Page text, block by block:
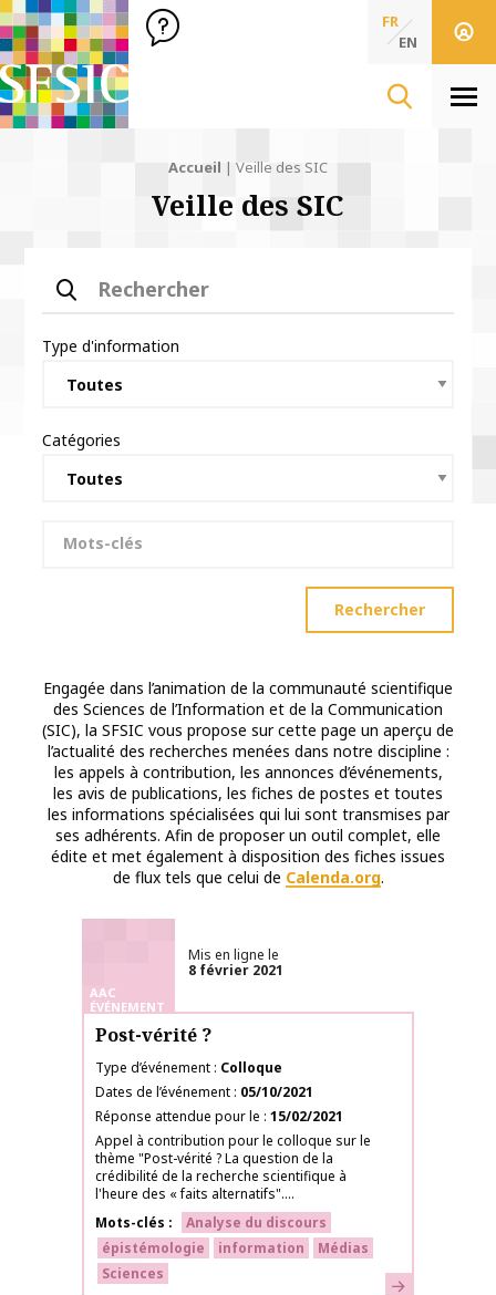
SFSIC Société Française des Sciences de l'Information & de
Société Française des Sciences
de l'Information
FR
EN
Accueil | Veille des SIC
Veille des SIC
Rechercher
Type d'information
Catégories
Mots-clés
Rechercher
Engagée dans l’animation de la communauté scientifique
des Sciences de l’Information et de la Communication
(SIC), la SFSIC vous propose sur cette page un aperçu de
l’actualité des recherches menées dans notre discipline :
les appels à contribution, les annonces d’événements,
les avis de publications, les fiches de postes et toutes
les informations spécialisées qui lui sont transmises par
ses adhérents. Afin de proposer un outil complet, elle
édite et met également à disposition des fiches issues
de flux tels que celui de Calenda.org.
AAC
ÉVÉNEMENT
Mis en ligne le
8 février 2021
Post-vérité ?
Type d’événement Colloque
Dates de l’événement 05/10/2021
Réponse attendue pour le 15/02/2021
Appel à contribution pour le colloque sur le
thème "Post-vérité ? La question de la
crédibilité de la recherche scientifique à
l'heure des « faits alternatifs"....
Mots-clés
Analyse du discours
épistémologie
information
Médias
Sciences
En savoir plus